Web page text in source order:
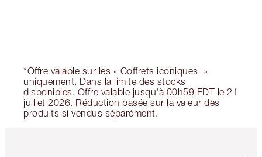
*Offre valable sur les « Coffrets iconiques »
uniquement. Dans la limite des stocks
disponibles. Offre valable jusqu'à 00h59 EDT le 21
juillet 2026. Réduction basée sur la valeur des
produits si vendus séparément.